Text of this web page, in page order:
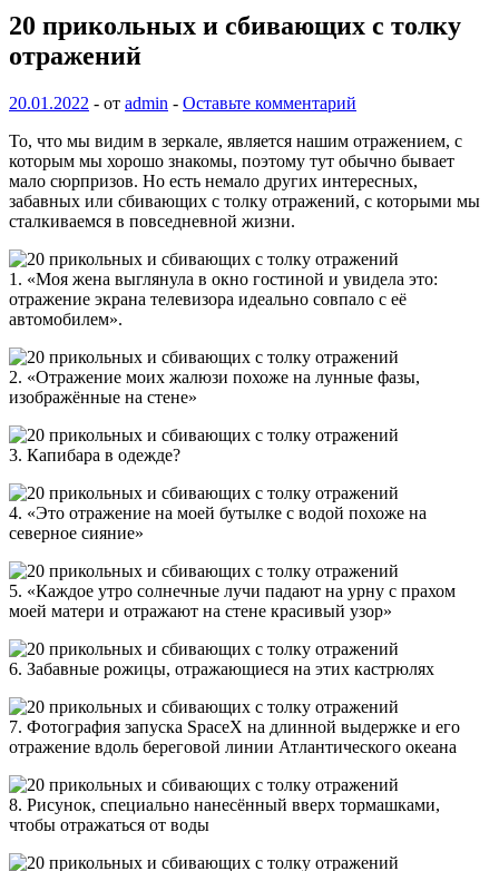
20 прикольных и сбивающих с толку
отражений
20.01.2022 - от admin - Оставьте комментарий
То, что мы видим в зеркале, является нашим отражением, с
которым мы хорошо знакомы, поэтому тут обычно бывает
мало сюрпризов. Но есть немало других интересных,
забавных или сбивающих с толку отражений, с которыми мы
сталкиваемся в повседневной жизни.
1. «Моя жена выглянула в окно гостиной и увидела это:
отражение экрана телевизора идеально совпало с её
автомобилем».
2. «Отражение моих жалюзи похоже на лунные фазы,
изображённые на стене»
3. Капибара в одежде?
4. «Это отражение на моей бутылке с водой похоже на
северное сияние»
5. «Каждое утро солнечные лучи падают на урну с прахом
моей матери и отражают на стене красивый узор»
6. Забавные рожицы, отражающиеся на этих кастрюлях
7. Фотография запуска SpaceХ на длинной выдержке и его
отражение вдоль береговой линии Атлантического океана
8. Рисунок, специально нанесённый вверх тормашками,
чтобы отражаться от воды